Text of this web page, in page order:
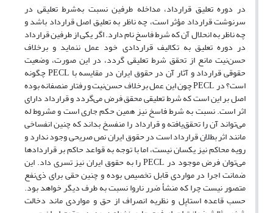
در دوره تعلیق قرارداد، مداخله طرفین نسبت به‌شرط تعلیقی در
سرنوشت قرارداد مؤثر است، چه ناظر به تعلیق اصل قرارداد باشد و
چه ناظر به انحلال آن که شرط فاسخ نام دارد. اگر یکی از طرفین قرارداد
در دوره تعلیق به تکالیف قراردادی خود عمل ننماید و برخلاف
حسن‌نیت مانع از تحقق شرط تعلیقی گردد، در این صورت، وضعیت
حقوقی قرارداد و آثار آن در حقوق ایران در مقایسه با PECL چگونه
است؟ در PECL چون این عمل برخلاف حسن‌نیت و رفتار منصفانه بوده
اصل بر این است که شرط تعلیقی محقق فرض می‌گردد و قرارداد دارای
اثر است. نسبت به شرط فاسخ نیز همین حکم جاری است و مشروط له
می‌تواند آن را تحقق‌یافته و قرارداد را منفسخ بداند که چنین انفساخی
مانند اثر بطلان قرارداد است در حقوق ایران نص صریحی وجود ندارد و
رویه محاکم نیز یکسان نیست، اما با توجه به قواعد حاکم بر قراردادها
می‌توان فرض موجود در PECL را به حقوق ایران نیز تسری داد. این
ضمانت اجرا در مواردی قابل تخصیص بوده و چنین حقی برای ذی‌نفع
متصور نیست چرا که منشأ ضرر ناروا نسبت به طرف دیگر خواهد بود.
حسب قاعده استاپل و نظریه انصراف از حق و مواردی ماند دخالت